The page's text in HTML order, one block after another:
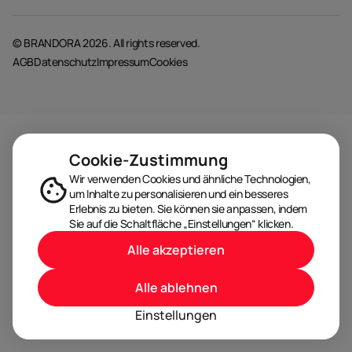
© BRANDORA 2026. All rights reserved.
AGBDatenschutzImpressumCookies
Cookie-Zustimmung
Wir verwenden Cookies und ähnliche Technologien,
um Inhalte zu personalisieren und ein besseres
Erlebnis zu bieten. Sie können sie anpassen, indem
Sie auf die Schaltfläche „Einstellungen“ klicken.
Einstellungen
Alle ablehnen
Alle akzeptieren